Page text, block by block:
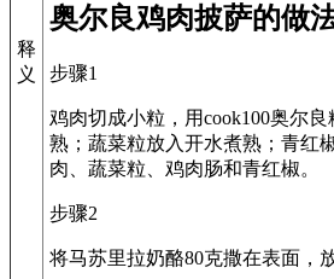
释
义
奥尔良鸡肉披萨的做
步骤1
鸡肉切成小粒，用cook100奥尔
熟；蔬菜粒放入开水煮熟；青红
肉、蔬菜粒、鸡肉肠和青红椒。
步骤2
将马苏里拉奶酪80克撒在表面，